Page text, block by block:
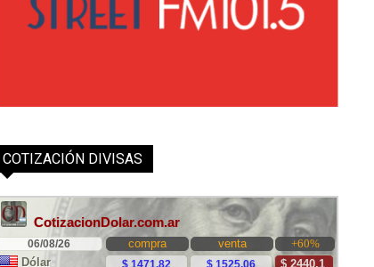
COTIZACIÓN DIVISAS